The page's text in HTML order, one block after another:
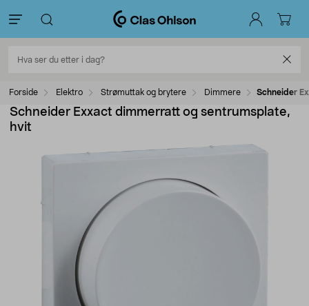
Forside Elektro Strømuttak og brytere Dimmere Schneider
Schneider Exxact dimmerratt og sentrumsplate,
hvit